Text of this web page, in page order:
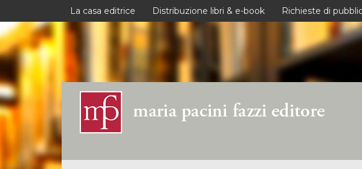
La casa editrice Distribuzione libri & e-book Richieste di